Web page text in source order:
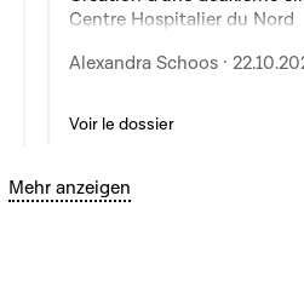
Centre Hospitalier du Nord
Alexandra Schoos ·
Voir le dossier
4391
Bouton graphique servant
Mehr anzeigen